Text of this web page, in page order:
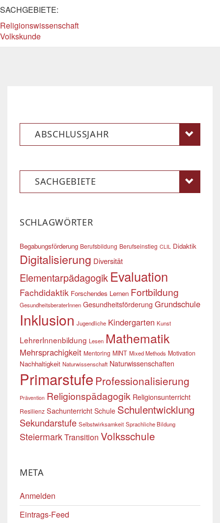
SACHGEBIETE:
Religionswissenschaft
Volkskunde
ABSCHLUSSJAHR
SACHGEBIETE
SCHLAGWÖRTER
Begabungsförderung Berufsbildung Berufseinstieg CLIL Didaktik
Digitalisierung Diversität
Elementarpädagogik Evaluation
Fachdidaktik Forschendes Lernen Fortbildung
GesundheitsberaterInnen Gesundheitsförderung Grundschule
Inklusion Jugendliche Kindergarten Kunst
LehrerInnenbildung Lesen Mathematik
Mehrsprachigkeit Mentoring MINT Mixed Methods Motivation
Nachhaltigkeit Naturwissenschaft Naturwissenschaften
Primarstufe Professionalisierung
Prävention Religionspädagogik Religionsunterricht
Resilienz Sachunterricht Schule Schulentwicklung
Sekundarstufe Selbstwirksamkeit Sprachliche Bildung
SteiermarkTransition Volksschule
META
Anmelden
Eintrags-Feed